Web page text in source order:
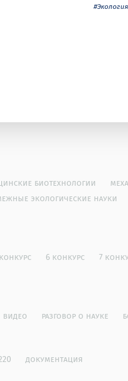
#Экология
биотехнологии
экологические науки
6 конкурс 7
разговор о науке
документация